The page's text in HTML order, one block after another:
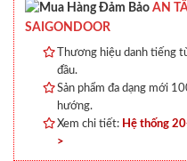
AN
SAIGONDOOR
Thương hiệu danh tiếng
đầu.
Sản phẩm đa dạng mới
hướng.
Xem chi tiết: Hệ thống
>